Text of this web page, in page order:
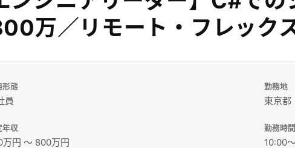
万／リモート・フレック
形態
員
勤務地
東京都
年収
万円 〜 800万円
勤務時間
10:00